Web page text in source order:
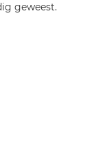
geweest.